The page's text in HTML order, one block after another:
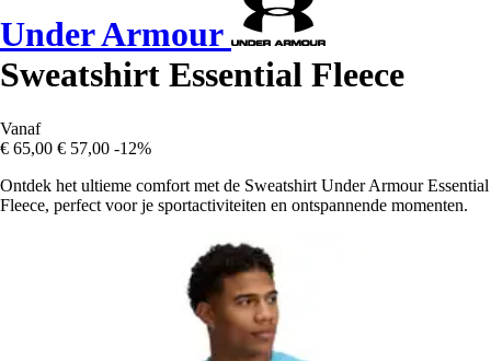
Under Armour
Sweatshirt Essential Fleece
Vanaf
€ 65,00 € 57,00 -12%
Ontdek het ultieme comfort met de Sweatshirt Under Armour Essential
Fleece, perfect voor je sportactiviteiten en ontspannende momenten.